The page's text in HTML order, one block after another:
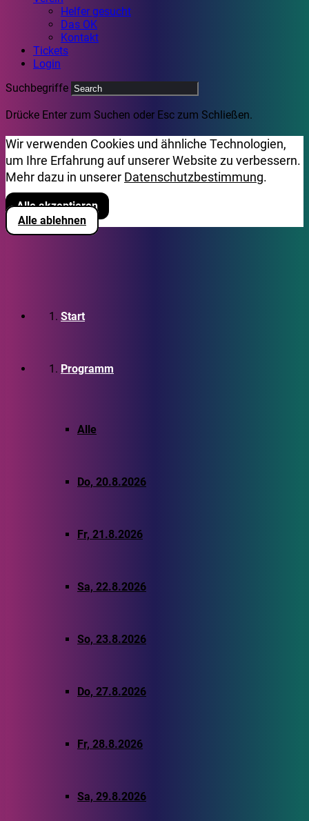
Helfer gesucht
Das OK
Kontakt
Tickets
Login
Suchbegriffe
Drücke Enter zum Suchen oder Esc zum Schließen.
Wir verwenden Cookies und ähnliche Technologien,
um Ihre Erfahrung auf unserer Website zu verbessern.
Mehr dazu in unserer Datenschutzbestimmung.
Alle akzeptieren
Alle ablehnen
Start
Programm
Alle
Do, 20.8.2026
Fr, 21.8.2026
Sa, 22.8.2026
So, 23.8.2026
Do, 27.8.2026
Fr, 28.8.2026
Sa, 29.8.2026